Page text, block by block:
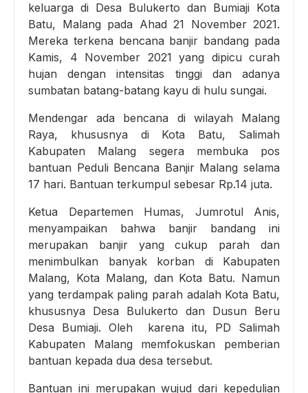
keluarga di Desa Bulukerto dan Bumiaji Kota
Batu, Malang pada Ahad 21 November 2021.
Mereka terkena bencana banjir bandang pada
Kamis, 4 November 2021 yang dipicu curah
hujan dengan intensitas tinggi dan adanya
sumbatan batang-batang kayu di hulu sungai.
Mendengar ada bencana di wilayah Malang
Raya, khususnya di Kota Batu, Salimah
Kabupaten Malang segera membuka pos
bantuan Peduli Bencana Banjir Malang selama
17 hari. Bantuan terkumpul sebesar Rp.14 juta.
Ketua Departemen Humas, Jumrotul Anis,
menyampaikan bahwa banjir bandang ini
merupakan banjir yang cukup parah dan
menimbulkan banyak korban di Kabupaten
Malang, Kota Malang, dan Kota Batu. Namun
yang terdampak paling parah adalah Kota Batu,
khususnya Desa Bulukerto dan Dusun Beru
Desa Bumiaji. Oleh karena itu, PD Salimah
Kabupaten Malang memfokuskan pemberian
bantuan kepada dua desa tersebut.
Bantuan ini merupakan wujud dari kepedulian